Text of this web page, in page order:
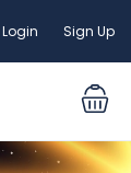
Login Sign Up